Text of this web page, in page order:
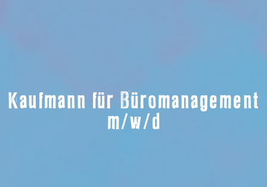
Kaufmann für Büromanagement
m/w/d